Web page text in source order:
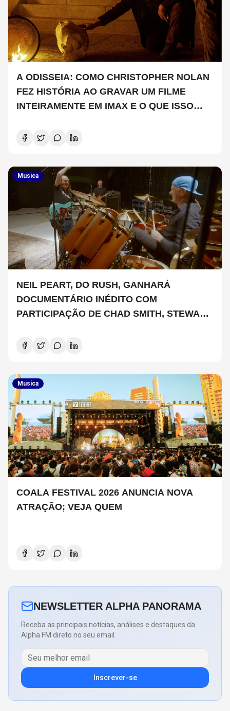
A ODISSEIA: COMO CHRISTOPHER NOLAN
FEZ HISTÓRIA AO GRAVAR UM FILME
INTEIRAMENTE EM IMAX E O QUE ISSO
Musica
NEIL PEART, DO RUSH, GANHARÁ
DOCUMENTÁRIO INÉDITO COM
PARTICIPAÇÃO DE CHAD SMITH, STEWART
Musica
COALA FESTIVAL 2026 ANUNCIA NOVA
ATRAÇÃO; VEJA QUEM
NEWSLETTER ALPHA PANORAMA
Receba as principais notícias, análises e destaques da
Alpha FM direto no seu email.
Inscrever-se